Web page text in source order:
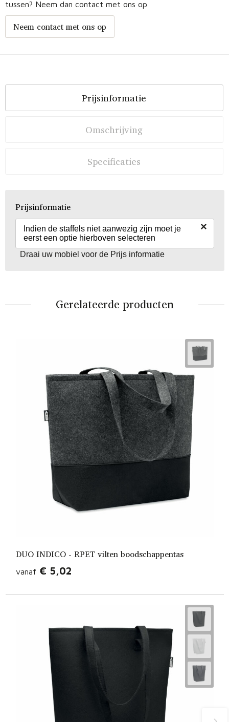
tussen? Neem dan contact met ons op
Neem contact met ons op
Prijsinformatie
Omschrijving
Specificaties
Prijsinformatie
Indien de staffels niet aanwezig zijn moet je
eerst een optie hierboven selecteren
×
Draai uw mobiel voor de Prijs informatie
Gerelateerde producten
DUO INDICO - RPET vilten boodschappentas
vanaf € 5,02